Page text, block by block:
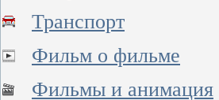
Транспорт
Фильм о фильме
Фильмы и анимация